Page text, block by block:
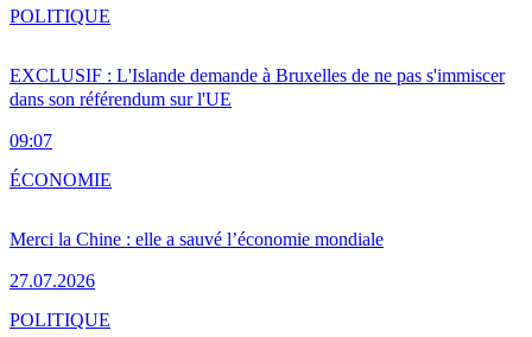
EXCLUSIF : L'Islande demande à Bruxelles de ne pas s'immiscer
dans son référendum sur l'UE
09:07
POLITIQUE
Merci la Chine : elle a sauvé l’économie mondiale
27.07.2026
ÉCONOMIE
POLITIQUE